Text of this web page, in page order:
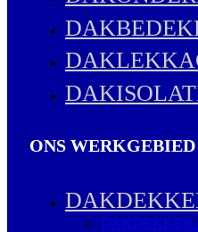
ONS WERKGEBIED
DAKDEKKER